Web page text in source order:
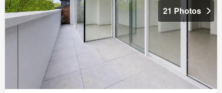
21 Photos